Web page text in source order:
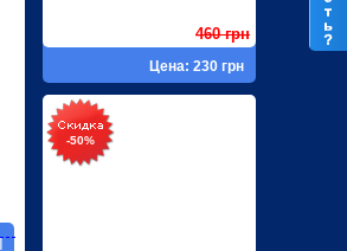
Цена: 230 грн
460 грн
-50%